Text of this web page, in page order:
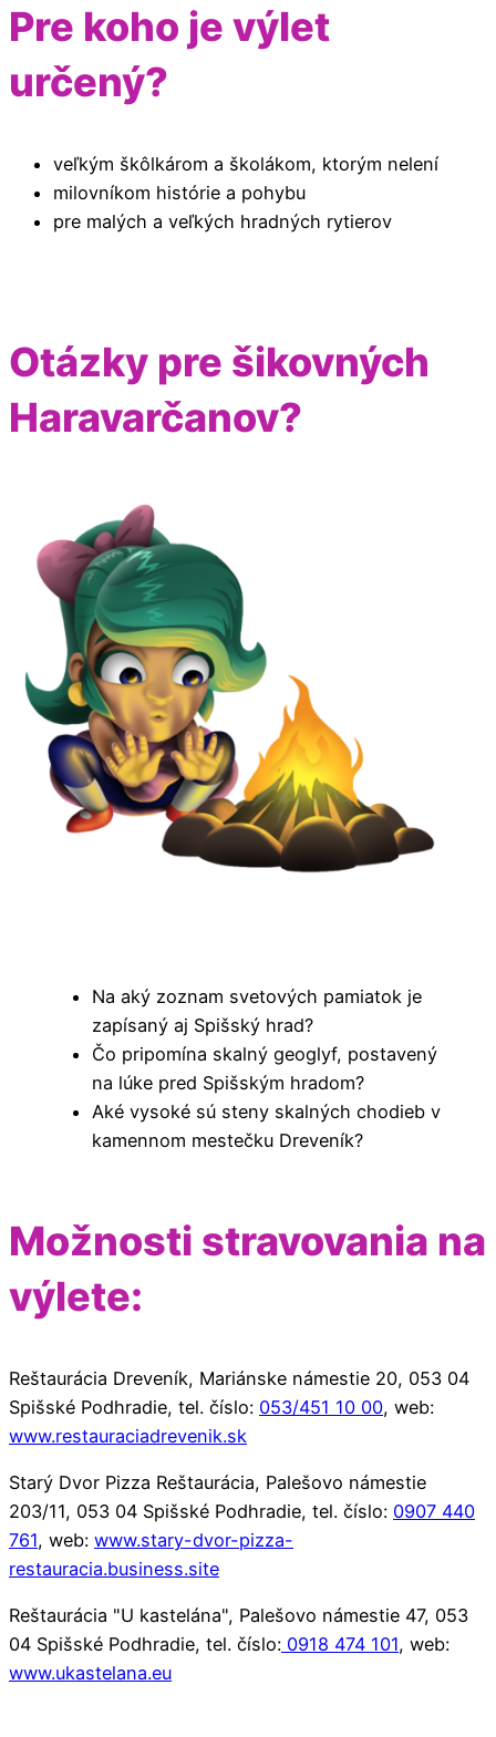
Pre koho je výlet
určený?
veľkým škôlkárom a školákom, ktorým nelení
milovníkom histórie a pohybu
pre malých a veľkých hradných rytierov
Otázky pre šikovných
Haravarčanov?
Na aký zoznam svetových pamiatok je
zapísaný aj Spišský hrad?
Čo pripomína skalný geoglyf, postavený
na lúke pred Spišským hradom?
Aké vysoké sú steny skalných chodieb v
kamennom mestečku Dreveník?
Možnosti stravovania na
výlete:
Reštaurácia Dreveník, Mariánske námestie 20, 053 04
Spišské Podhradie, tel. číslo: 053/451 10 00, web:
www.restauraciadrevenik.sk
Starý Dvor Pizza Reštaurácia, Palešovo námestie
203/11, 053 04 Spišské Podhradie, tel. číslo: 0907 440
761, web: www.stary-dvor-pizza-
restauracia.business.site
Reštaurácia "U kastelána", Palešovo námestie 47, 053
04 Spišské Podhradie, tel. číslo: 0918 474 101, web:
www.ukastelana.eu